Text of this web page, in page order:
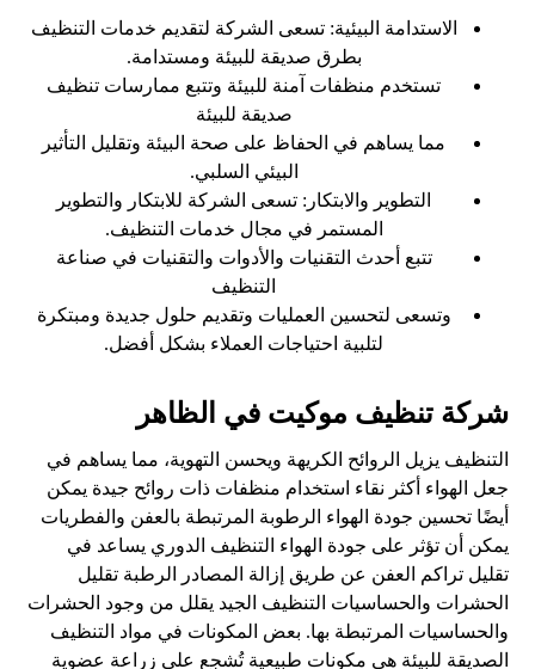
الاستدامة البيئية: تسعى الشركة لتقديم خدمات التنظيف
بطرق صديقة للبيئة ومستدامة.
تستخدم منظفات آمنة للبيئة وتتبع ممارسات تنظيف
صديقة للبيئة
مما يساهم في الحفاظ على صحة البيئة وتقليل التأثير
البيئي السلبي.
التطوير والابتكار: تسعى الشركة للابتكار والتطوير
المستمر في مجال خدمات التنظيف.
تتبع أحدث التقنيات والأدوات والتقنيات في صناعة
التنظيف
وتسعى لتحسين العمليات وتقديم حلول جديدة ومبتكرة
لتلبية احتياجات العملاء بشكل أفضل.
شركة تنظيف موكيت في الظاهر
التنظيف يزيل الروائح الكريهة ويحسن التهوية، مما يساهم في
جعل الهواء أكثر نقاء استخدام منظفات ذات روائح جيدة يمكن
أيضًا تحسين جودة الهواء الرطوبة المرتبطة بالعفن والفطريات
يمكن أن تؤثر على جودة الهواء التنظيف الدوري يساعد في
تقليل تراكم العفن عن طريق إزالة المصادر الرطبة تقليل
الحشرات والحساسيات التنظيف الجيد يقلل من وجود الحشرات
والحساسيات المرتبطة بها. بعض المكونات في مواد التنظيف
الصديقة للبيئة هي مكونات طبيعية تُشجع على زراعة عضوية